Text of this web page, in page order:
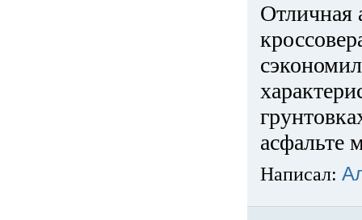
Отличная
асфальте
Написал: